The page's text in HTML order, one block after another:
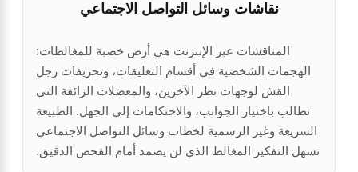
نقاشات وسائل التواصل الاجتماعي
المناقشات عبر الإنترنت هي أرض خصبة للمغالطات:
الهجمات الشخصية في أقسام التعليقات، وتحريفات رجل
القش لوجهات نظر الآخرين، والمعضلات الزائفة التي
تطالب باختيار الجوانب، والاحتكامات إلى الجهل. الطبيعة
السريعة وغير الرسمية لخطاب وسائل التواصل الاجتماعي
تسهل التفكير المغالط الذي لن يصمد أمام الفحص الدقيق.